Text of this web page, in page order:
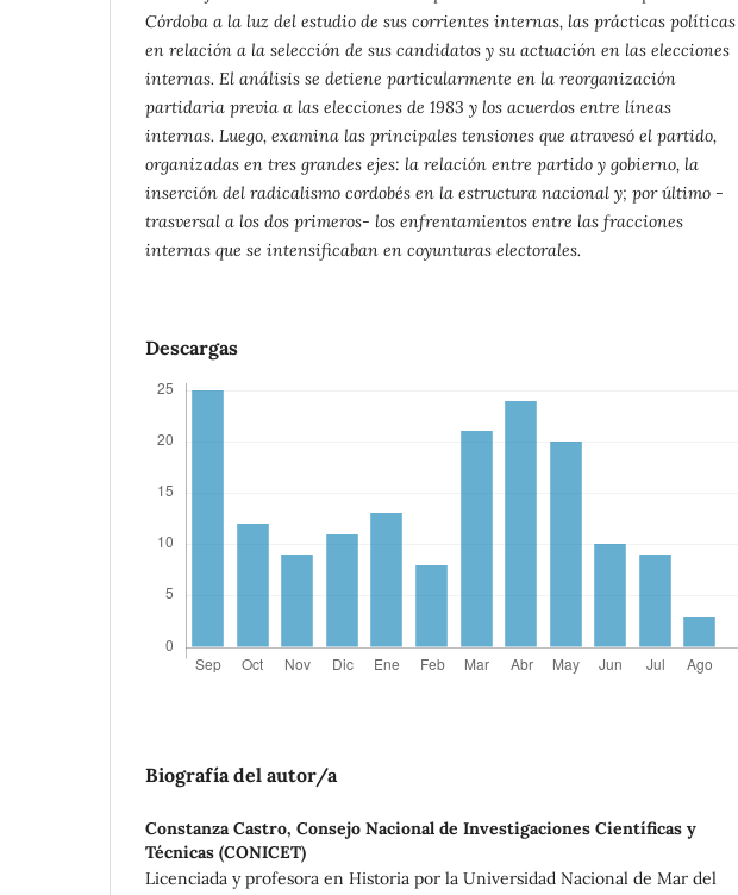
Córdoba a la luz del estudio de sus corrientes internas, las prácticas políticas
en relación a la selección de sus candidatos y su actuación en las elecciones
internas. El análisis se detiene particularmente en la reorganización
partidaria previa a las elecciones de 1983 y los acuerdos entre líneas
internas. Luego, examina las principales tensiones que atravesó el partido,
organizadas en tres grandes ejes: la relación entre partido y gobierno, la
inserción del radicalismo cordobés en la estructura nacional y; por último -
trasversal a los dos primeros- los enfrentamientos entre las fracciones
internas que se intensificaban en coyunturas electorales.
Descargas
Biografía del autor/a
Constanza Castro, Consejo Nacional de Investigaciones Científicas y
Técnicas (CONICET)
Licenciada y profesora en Historia por la Universidad Nacional de Mar del